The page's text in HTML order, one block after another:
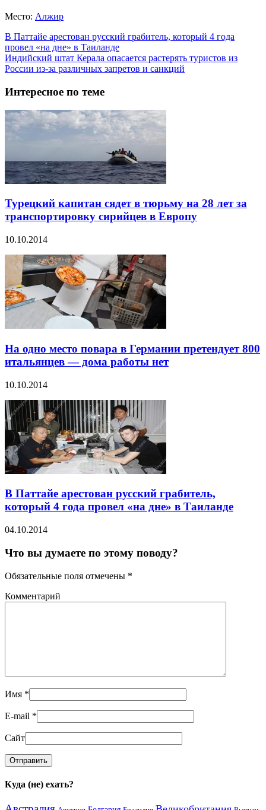
Место: Алжир
В Паттайе арестован русский грабитель, который 4 года
провел «на дне» в Таиланде
Индийский штат Керала опасается растерять туристов из
России из-за различных запретов и санкций
Интересное по теме
Турецкий капитан сядет в тюрьму на 28 лет за
транспортировку сирийцев в Европу
10.10.2014
На одно место повара в Германии претендует 800
итальянцев — дома работы нет
10.10.2014
В Паттайе арестован русский грабитель,
который 4 года провел «на дне» в Таиланде
04.10.2014
Что вы думаете по этому поводу?
Обязательные поля отмечены *
Комментарий
Имя *
E-mail *
Сайт
Куда (не) ехать?